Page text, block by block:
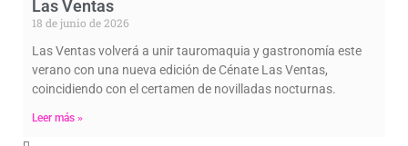
Las Ventas
18 de junio de 2026
Las Ventas volverá a unir tauromaquia y gastronomía este
verano con una nueva edición de Cénate Las Ventas,
coincidiendo con el certamen de novilladas nocturnas.
Leer más »